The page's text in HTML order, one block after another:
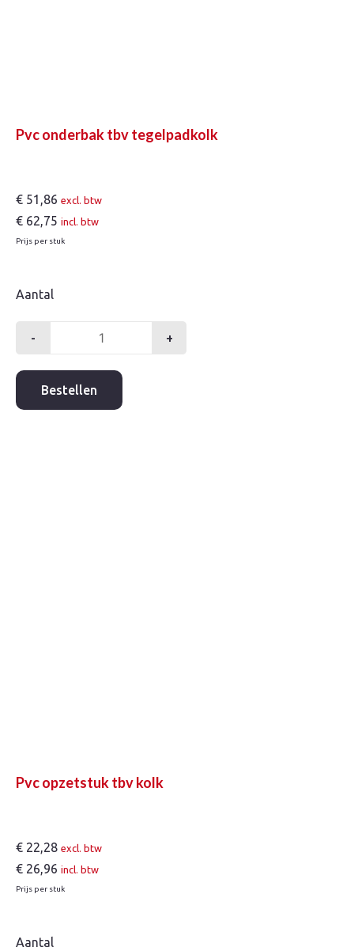
Pvc onderbak tbv tegelpadkolk
€ 51,86 excl. btw
€ 62,75 incl. btw
Prijs per stuk
Aantal
-
onderbak
tegelpadkolk
+
Bestellen
Pvc opzetstuk tbv kolk
€ 22,28 excl. btw
€ 26,96 incl. btw
Prijs per stuk
Aantal